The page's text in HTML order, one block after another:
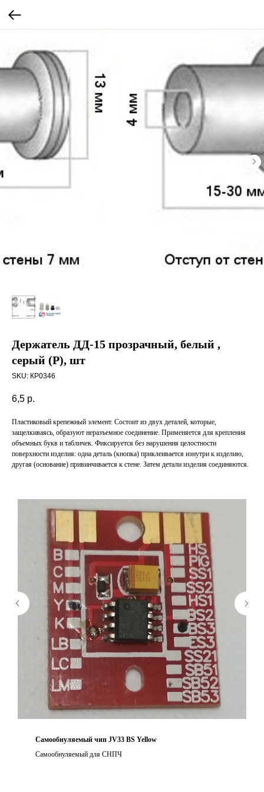
Держатель ДД-15 прозрачный, белый ,
серый (Р), шт
SKU: КР0346
6,5 р.
Пластиковый крепежный элемент. Состоит из двух деталей, которые,
защелкиваясь, образуют неразъемное соединение. Применяется для крепления
объемных букв и табличек. Фиксируется без нарушения целостности
поверхности изделия: одна деталь (кнопка) приклеивается изнутри к изделию,
другая (основание) привинчивается к стене. Затем детали изделия соединяются.
Самообнуляемый чип JV33 BS Yellow
Самообнуляемый для СНПЧ